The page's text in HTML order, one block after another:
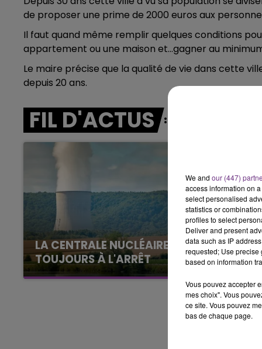
16h00 - 20h00
LE WEEK-END CHAMPAGNE FM
de proposer une prime de 2000 euros aux
Il faut quand même remplir quelques conditions
appartement ou une maison et...gagner au
Le maire précise que la qualité de vie dans cette
depuis 20 ans.
FIL D'ACTUS
LA CENTRALE NUCLÉAIRE DE CHOOZ
TOUJOURS À L'ARRÊT
Cela fait déjà une semaine que la centrale
nucléaire ardennaise est à l'arrêt. Une situation
justifiée par la sécheresse intense qui est
We and our (447)
access information on
select personalised
statistics or
profiles to select
Deliver and present
data such as IP
requested; Use precise
based on information
Vous pouvez accepter
mes choix". Vous
ce site. Vous pouvez
bas de chaque page.